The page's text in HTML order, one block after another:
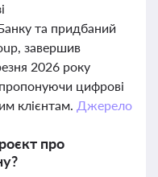
та придбаний
завершив
2026 року
цифрові
клієнтам. Джерело
про